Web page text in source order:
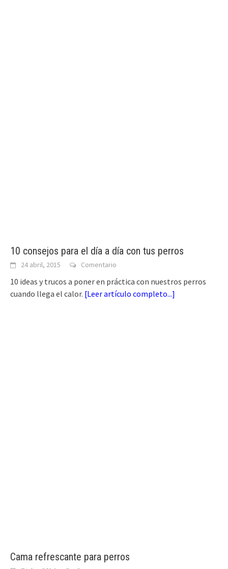
10 consejos para el día a día con tus perros
24 abril, 2015 Comentario
10 ideas y trucos a poner en práctica con nuestros perros
cuando llega el calor. [Leer artículo completo...]
Cama refrescante para perros